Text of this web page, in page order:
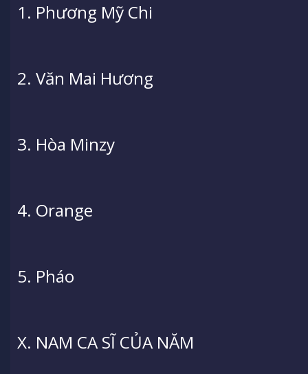
1. Phương Mỹ Chi
2. Văn Mai Hương
3. Hòa Minzy
4. Orange
5. Pháo
X. NAM CA SĨ CỦA NĂM